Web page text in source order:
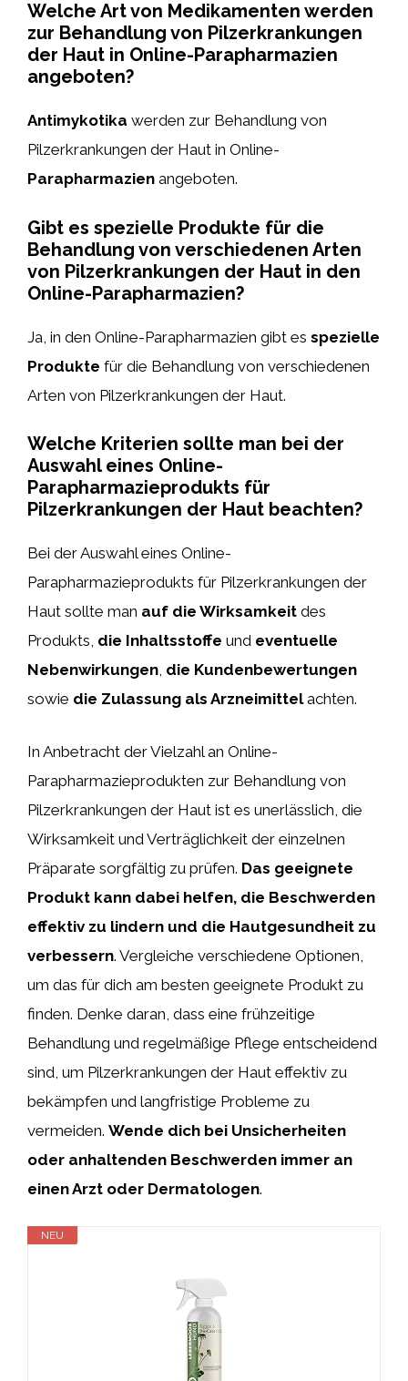
Welche Art von Medikamenten werden
zur Behandlung von Pilzerkrankungen
der Haut in Online-Parapharmazien
angeboten?
Antimykotika werden zur Behandlung von
Pilzerkrankungen der Haut in Online-
Parapharmazien angeboten.
Gibt es spezielle Produkte für die
Behandlung von verschiedenen Arten
von Pilzerkrankungen der Haut in den
Online-Parapharmazien?
Ja, in den Online-Parapharmazien gibt es spezielle
Produkte für die Behandlung von verschiedenen
Arten von Pilzerkrankungen der Haut.
Welche Kriterien sollte man bei der
Auswahl eines Online-
Parapharmazieprodukts für
Pilzerkrankungen der Haut beachten?
Bei der Auswahl eines Online-
Parapharmazieprodukts für Pilzerkrankungen der
Haut sollte man auf die Wirksamkeit des
Produkts, die Inhaltsstoffe und eventuelle
Nebenwirkungen, die Kundenbewertungen
sowie die Zulassung als Arzneimittelachten.
In Anbetracht der Vielzahl an Online-
Parapharmazieprodukten zur Behandlung von
Pilzerkrankungen der Haut ist es unerlässlich, die
Wirksamkeit und Verträglichkeit der einzelnen
Präparate sorgfältig zu prüfen. Das geeignete
Produkt kann dabei helfen, die Beschwerden
effektiv zu lindern und die Hautgesundheit zu
verbessern. Vergleiche verschiedene Optionen,
um das für dich am besten geeignete Produkt zu
finden. Denke daran, dass eine frühzeitige
Behandlung und regelmäßige Pflege entscheidend
sind, um Pilzerkrankungen der Haut effektiv zu
bekämpfen und langfristige Probleme zu
vermeiden. Wende dich bei Unsicherheiten
oder anhaltenden Beschwerden immer an
einen Arzt oder Dermatologen.
NEU